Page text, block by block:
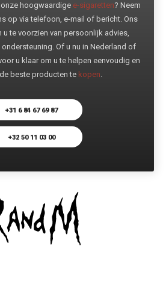
hoogwaardige e-sigaretten? Neem
op via telefoon, e-mail of bericht. Ons
u te voorzien van persoonlijk advies,
Of u nu in Nederland of
u klaar om u te helpen eenvoudig en
de beste producten te kopen.
+31 6 84 67 69 87
+32 50 11 03 00